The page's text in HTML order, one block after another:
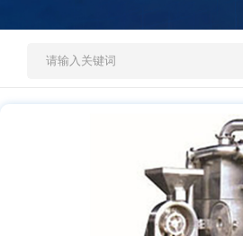
人才招聘
开云官网开云官网首页(中国)集团有限